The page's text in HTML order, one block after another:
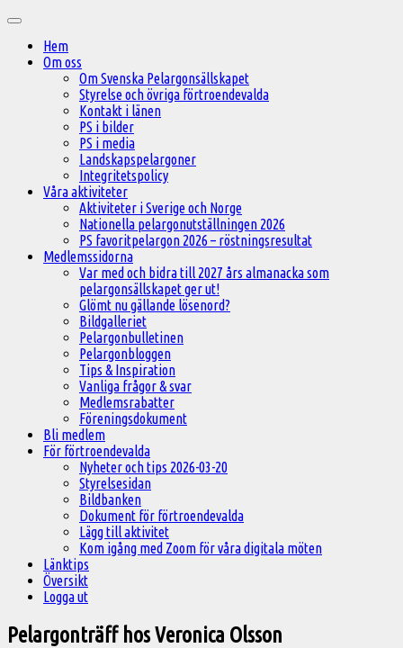
innehåll
Huvudmeny
Hem
Om oss
Om Svenska Pelargonsällskapet
Styrelse och övriga förtroendevalda
Kontakt i länen
PS i bilder
PS i media
Landskapspelargoner
Integritetspolicy
Våra aktiviteter
Aktiviteter i Sverige och Norge
Nationella pelargonutställningen 2026
PS favoritpelargon 2026 – röstningsresultat
Medlemssidorna
Var med och bidra till 2027 års almanacka som
pelargonsällskapet ger ut!
Glömt nu gällande lösenord?
Bildgalleriet
Pelargonbulletinen
Pelargonbloggen
Tips & Inspiration
Vanliga frågor & svar
Medlemsrabatter
Föreningsdokument
Bli medlem
För förtroendevalda
Nyheter och tips 2026-03-20
Styrelsesidan
Bildbanken
Dokument för förtroendevalda
Lägg till aktivitet
Kom igång med Zoom för våra digitala möten
Länktips
Översikt
Logga ut
Pelargonträff hos Veronica Olsson